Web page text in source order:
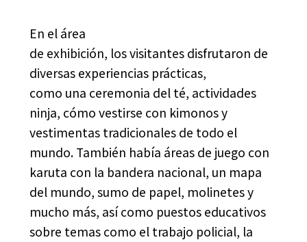
En el área
de exhibición, los visitantes disfrutaron de
diversas experiencias prácticas,
como una ceremonia del té, actividades
ninja, cómo vestirse con kimonos y
vestimentas tradicionales de todo el
mundo. También había áreas de juego con
karuta con la bandera nacional, un mapa
del mundo, sumo de papel, molinetes y
mucho más, así como puestos educativos
sobre temas como el trabajo policial, la